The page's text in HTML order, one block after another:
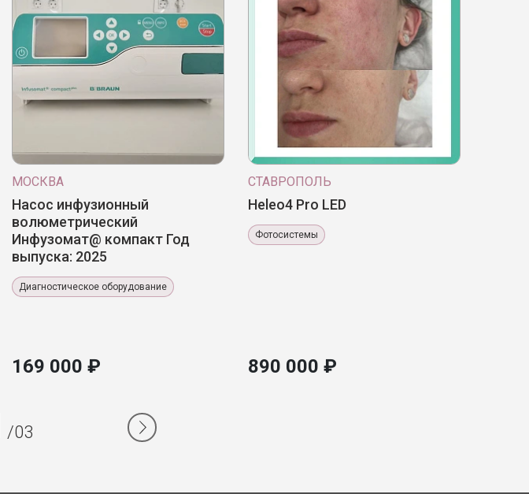
МОСКВА
Насос инфузионный
волюметрический
Инфузомат@ компакт Год
выпуска: 2025
Диагностическое оборудование
169 000 ₽
СТАВРОПОЛЬ
Heleo4 Pro LED
Фотосистемы
890 000 ₽
/03